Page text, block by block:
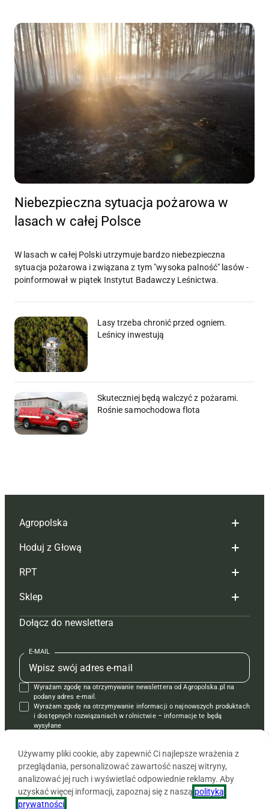
Niebezpieczna sytuacja pożarowa w
lasach w całej Polsce
W lasach w całej Polski utrzymuje bardzo niebezpieczna
sytuacja pożarowa i związana z tym "wysoka palność" lasów -
poinformował w piątek Instytut Badawczy Leśnictwa.
Lasy trzeba chronić przed ogniem.
Leśnicy inwestują
Skuteczniej będą walczyć z pożarami.
Rośnie samochodowa flota
Agropolska
Redakcja
Reklama
Tagi
Mapa serwisu
Kontakt
Regulamin
Polityka prywatności
Hoduj z Głową
Hoduj z głową bydło
Hoduj z głową świnie
Prenumerata
Redakcja
Kontakt
Reklama
RPT
Redakcja
Prenumerata
Reklama
Kontakt
Krzyżówki
Sklep
Czasopisma i prenumerata
Książki
Regulamin
Dołącz do newslettera
E-MAIL
Wyrażam zgodę na otrzymywanie newslettera od Agropolska.pl na
podany adres e-mail.
Wyrażam zgodę na otrzymywanie informacji o najnowszych produktach
i dostępnych rozwiązaniach w rolnictwie – informacje te będą
wysyłane
Używamy pliki cookie, aby zapewnić Ci najlepsze wrażenia z
przeglądania, personalizować zawartość naszej witryny,
analizować jej ruch i wyświetlać odpowiednie reklamy. Aby
uzyskać więcej informacji, zapoznaj się z naszą polityką
prywatności